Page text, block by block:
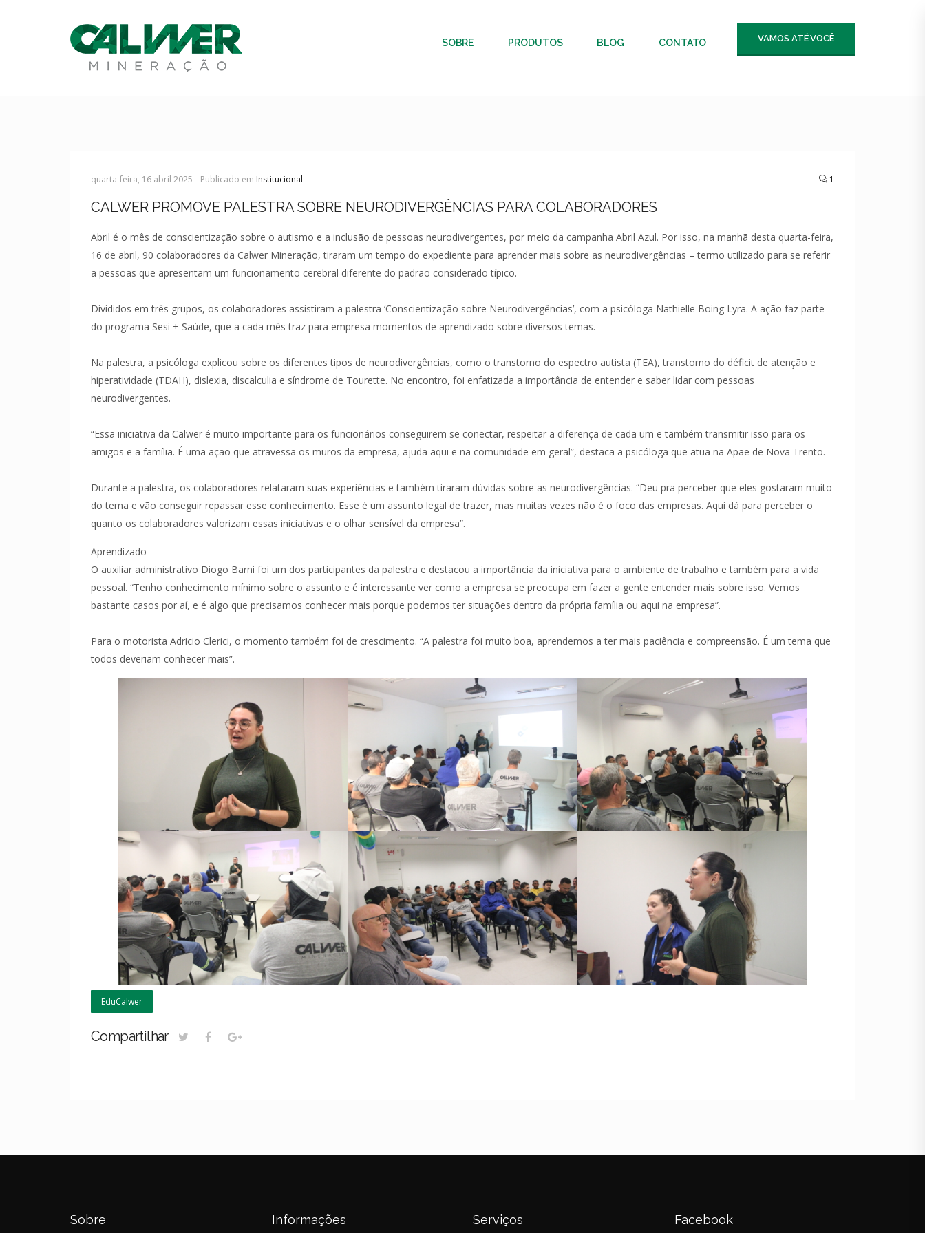
VAMOS ATÉ VOCÊ
SOBRE PRODUTOS BLOG CONTATO
quarta-feira, 16 abril 2025 - Publicado em Institucional 1
CALWER PROMOVE PALESTRA SOBRE NEURODIVERGÊNCIAS PARA COLABORADORES
Abril é o mês de conscientização sobre o autismo e a inclusão de pessoas neurodivergentes, por meio da campanha Abril Azul. Por isso, na manhã desta quarta-feira,
16 de abril, 90 colaboradores da Calwer Mineração, tiraram um tempo do expediente para aprender mais sobre as neurodivergências – termo utilizado para se referir
a pessoas que apresentam um funcionamento cerebral diferente do padrão considerado típico.
Divididos em três grupos, os colaboradores assistiram a palestra ‘Conscientização sobre Neurodivergências’, com a psicóloga Nathielle Boing Lyra. A ação faz parte
do programa Sesi + Saúde, que a cada mês traz para empresa momentos de aprendizado sobre diversos temas.
Na palestra, a psicóloga explicou sobre os diferentes tipos de neurodivergências, como o transtorno do espectro autista (TEA), transtorno do déficit de atenção e
hiperatividade (TDAH), dislexia, discalculia e síndrome de Tourette. No encontro, foi enfatizada a importância de entender e saber lidar com pessoas
neurodivergentes.
“Essa iniciativa da Calwer é muito importante para os funcionários conseguirem se conectar, respeitar a diferença de cada um e também transmitir isso para os
amigos e a família. É uma ação que atravessa os muros da empresa, ajuda aqui e na comunidade em geral”, destaca a psicóloga que atua na Apae de Nova Trento.
Durante a palestra, os colaboradores relataram suas experiências e também tiraram dúvidas sobre as neurodivergências. “Deu pra perceber que eles gostaram muito
do tema e vão conseguir repassar esse conhecimento. Esse é um assunto legal de trazer, mas muitas vezes não é o foco das empresas. Aqui dá para perceber o
quanto os colaboradores valorizam essas iniciativas e o olhar sensível da empresa”.
Aprendizado
O auxiliar administrativo Diogo Barni foi um dos participantes da palestra e destacou a importância da iniciativa para o ambiente de trabalho e também para a vida
pessoal. “Tenho conhecimento mínimo sobre o assunto e é interessante ver como a empresa se preocupa em fazer a gente entender mais sobre isso. Vemos
bastante casos por aí, e é algo que precisamos conhecer mais porque podemos ter situações dentro da própria família ou aqui na empresa”.
Para o motorista Adricio Clerici, o momento também foi de crescimento. “A palestra foi muito boa, aprendemos a ter mais paciência e compreensão. É um tema que
todos deveriam conhecer mais”.
EduCalwer
Compartilhar
Sobre Informações Serviços Facebook